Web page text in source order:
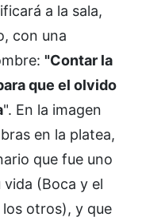
a la sala,
con una
"Contar la
que el olvido
". En la imagen
en la platea,
que fue uno
(Boca y el
otros), y que